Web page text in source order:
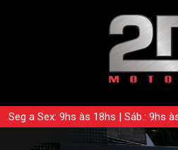
Seg a Sex: 9hs às 18hs | Sáb.: 9hs